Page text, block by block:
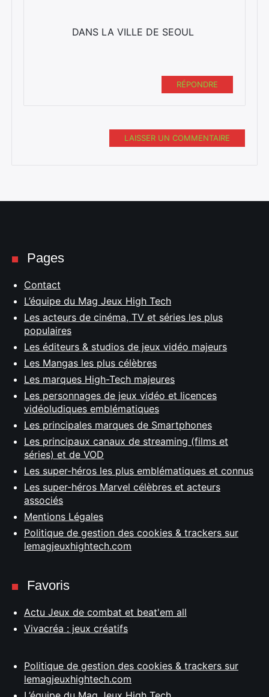
DANS LA VILLE DE SEOUL
RÉPONDRE
LAISSER UN COMMENTAIRE
Pages
Contact
L’équipe du Mag Jeux High Tech
Les acteurs de cinéma, TV et séries les plus
populaires
Les éditeurs & studios de jeux vidéo majeurs
Les Mangas les plus célèbres
Les marques High-Tech majeures
Les personnages de jeux vidéo et licences
vidéoludiques emblématiques
Les principales marques de Smartphones
Les principaux canaux de streaming (films et
séries) et de VOD
Les super-héros les plus emblématiques et connus
Les super-héros Marvel célèbres et acteurs
associés
Mentions Légales
Politique de gestion des cookies & trackers sur
lemagjeuxhightech.com
Favoris
Actu Jeux de combat et beat'em all
Vivacréa : jeux créatifs
Politique de gestion des cookies & trackers sur
lemagjeuxhightech.com